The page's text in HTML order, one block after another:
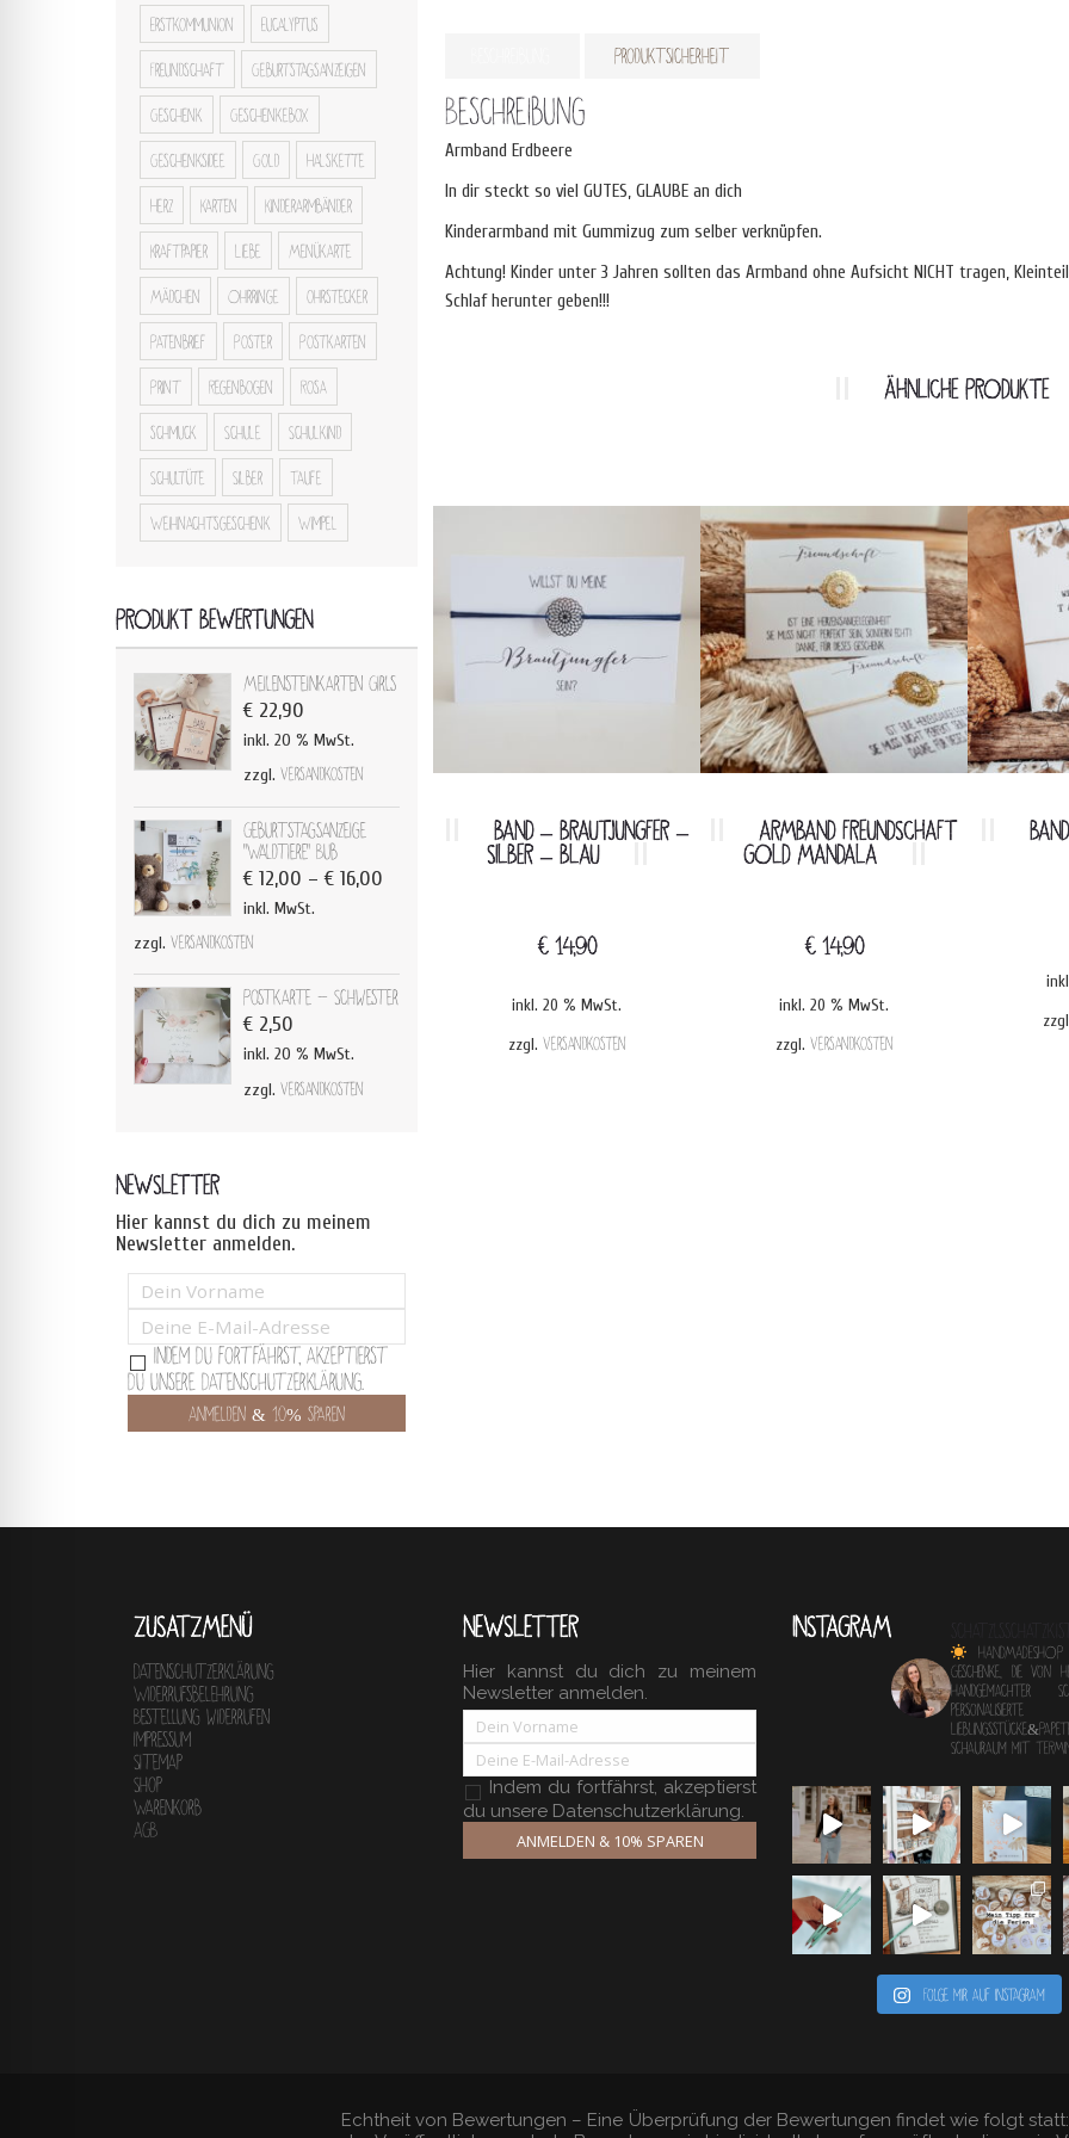
Produktsicherheit
Beschreibung
Armband Erdbeere
In dir steckt so viel GUTES, GLAUBE an dich
Kinderarmband mit Gummizug zum selber verknüpfen.
Achtung! Kinder unter 3 Jahren sollten das Armband ohne Aufsicht NICHT tragen,
Schlaf herunter geben!!!
ÄHNLICHE PRODUKTE
BAND – BRAUTJUNGFER –
SILBER – BLAU
€ 14,90
inkl. 20 % MwSt.
zzgl. Versandkosten
ARMBAND FREUNDSCHAFT
GOLD MANDALA
€ 14,90
inkl. 20 % MwSt.
zzgl. Versandkosten
Erstkommunion Eucalyptus
Freundschaft Geburtstagsanzeigen
Geschenk Geschenkebox
Geschenksidee Gold Halskette
Herz Karten Kinderarmbänder
Kraftpapier Liebe Menükarte
Mädchen Ohrringe ohrstecker
Patenbrief Poster Postkarten
Print Regenbogen Rosa
schmuck Schule Schulkind
Schultüte Silber Taufe
Weihnachtsgeschenk Wimpel
PRODUKT BEWERTUNGEN
Meilensteinkarten Girls
€22,90
inkl. 20 % MwSt.
zzgl. Versandkosten
Geburtstagsanzeige
"Waldtiere" Bub
€12,00 –€16,00
inkl. MwSt.
zzgl. Versandkosten
Postkarte - Schwester
€2,50
inkl. 20 % MwSt.
zzgl. Versandkosten
NEWSLETTER
Hier kannst du dich zu meinem
Newsletter anmelden.
Indem Du fortfährst, akzeptierst
Du unsere Datenschutzerklärung.
ZUSATZMENÜ
Datenschutzerklärung
Widerrufsbelehrung
Bestellung widerrufen
Impressum
Sitemap
Shop
Warenkorb
AGB
NEWSLETTER
Hier kannst du dich zu meinem
Newsletter anmelden.
Indem du fortfährst, akzeptierst
du unsere Datenschutzerklärung.
ANMELDEN & 10% SPAREN
INSTAGRAM
Geschenke, die von
Handgemachter
personalisierte
Schauraum mit
Folge mir auf Instagram
Echtheit von Bewertungen – Eine Überprüfung der Bewertungen findet wie folgt